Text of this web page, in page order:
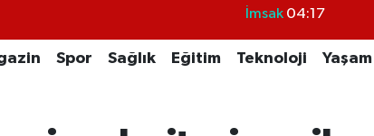
İmsak 04:17
Spor Sağlık Eğitim Teknoloji Yaşam